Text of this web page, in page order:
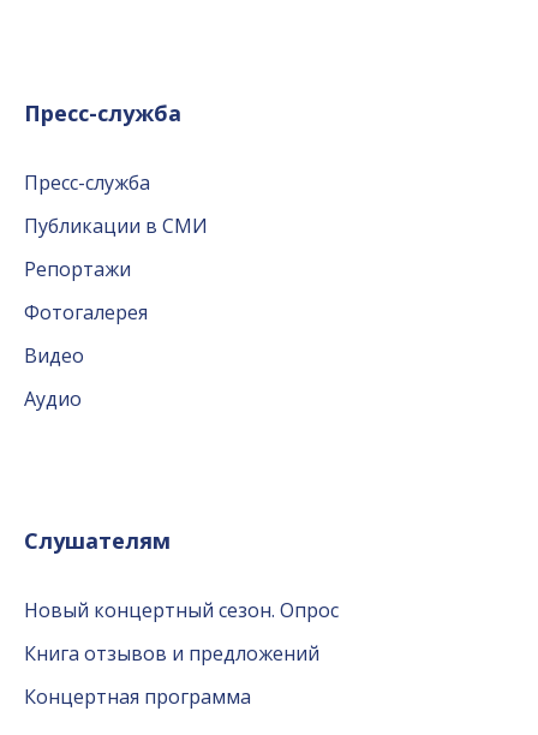
Пресс-служба
Пресс-служба
Публикации в СМИ
Репортажи
Фотогалерея
Видео
Аудио
Слушателям
Новый концертный сезон. Опрос
Книга отзывов и предложений
Концертная программа